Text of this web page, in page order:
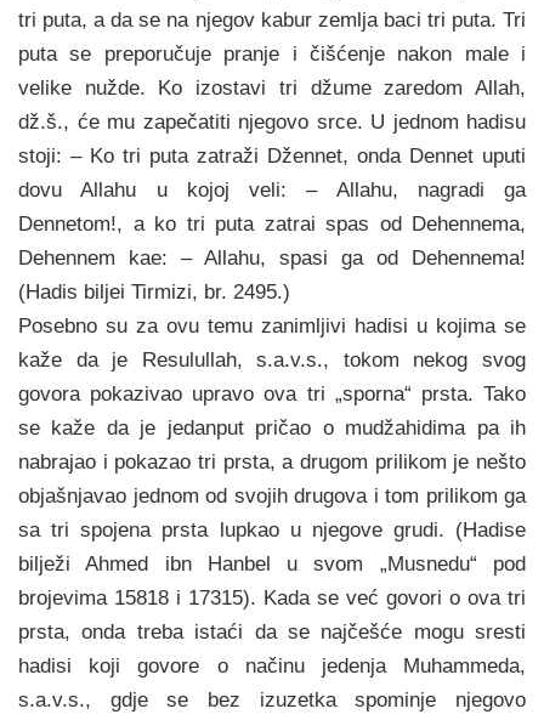
tri puta, a da se na njegov kabur zemlja baci tri puta. Tri
puta se preporučuje pranje i čišćenje nakon male i
velike nužde. Ko izostavi tri džume zaredom Allah,
dž.š., će mu zapečatiti njegovo srce. U jednom hadisu
stoji: – Ko tri puta zatraži Džennet, onda D‍ennet uputi
dovu Allahu u kojoj veli: – Allahu, nagradi ga
D‍ennetom!, a ko tri puta zatra‍i spas od D‍ehennema,
D‍ehennem ka‍e: – Allahu, spasi ga od D‍ehennema!
(Hadis bilje‍i Tirmizi, br. 2495.)
Posebno su za ovu temu zanimljivi hadisi u kojima se
kaže da je Resulullah, s.a.v.s., tokom nekog svog
govora pokazivao upravo ova tri „sporna“ prsta. Tako
se kaže da je jedanput pričao o mudžahidima pa ih
nabrajao i pokazao tri prsta, a drugom prilikom je nešto
objašnjavao jednom od svojih drugova i tom prilikom ga
sa tri spojena prsta lupkao u njegove grudi. (Hadise
bilježi Ahmed ibn Hanbel u svom „Musnedu“ pod
brojevima 15818 i 17315). Kada se već govori o ova tri
prsta, onda treba istaći da se najčešće mogu sresti
hadisi koji govore o načinu jedenja Muhammeda,
s.a.v.s., gdje se bez izuzetka spominje njegovo